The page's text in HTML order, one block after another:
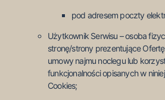
pod adresem poczty
Użytkownik Serwisu – osoba
stronę/strony prezentujące
umowy najmu noclegu lub
funkcjonalności opisanych w
Cookies;